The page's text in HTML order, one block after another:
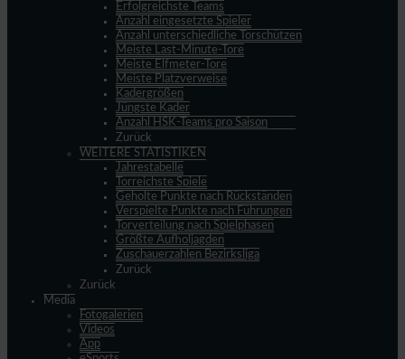
Erfolgreichste Teams
Anzahl eingesetzte Spieler
Anzahl unterschiedliche Torschützen
Meiste Last-Minute-Tore
Meiste Elfmeter-Tore
Meiste Platzverweise
Kadergrößen
Jüngste Kader
Anzahl HSK-Teams pro Saison
Zurück
WEITERE STATISTIKEN
Jahrestabelle
Torreichste Spiele
Geholte Punkte nach Rückständen
Verspielte Punkte nach Führungen
Torverteilung nach Spielphasen
Größte Aufholjagden
Zuschauerzahlen Bezirksliga
Zurück
Zurück
Media
Fotogalerien
Videos
App